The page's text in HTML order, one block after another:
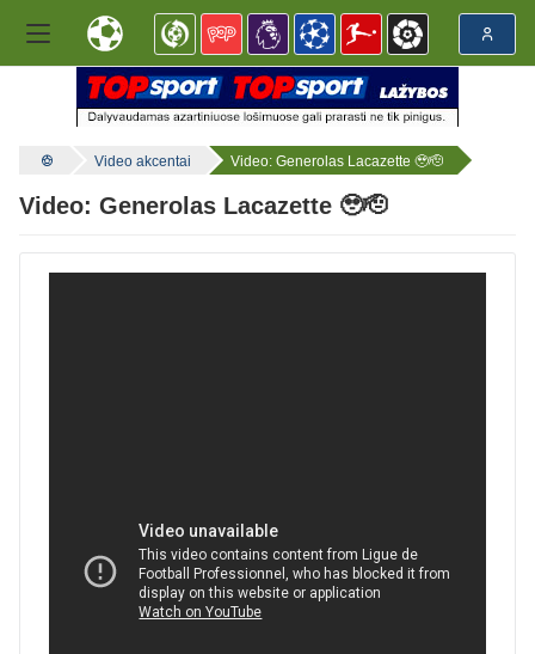
Video akcentai Video: Generolas Lacazette 🥹🫡
Video: Generolas Lacazette 🥹🫡